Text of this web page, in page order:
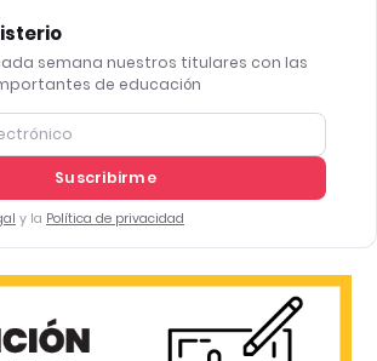
semana nuestros titulares con las
de educación
Suscribirme
y la Política de privacidad